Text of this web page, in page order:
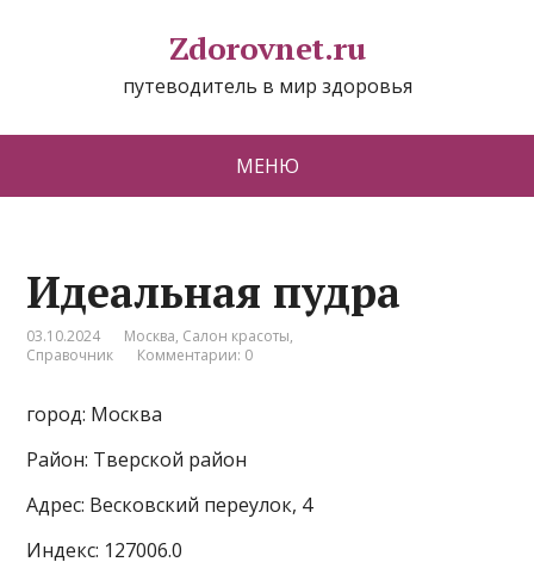
Zdorovnet.ru
путеводитель в мир здоровья
МЕНЮ
Идеальная пудра
03.10.2024 Москва, Салон красоты,
Справочник
Комментарии: 0
город: Москва
Район: Тверской район
Адрес: Весковский переулок, 4
Индекс: 127006.0